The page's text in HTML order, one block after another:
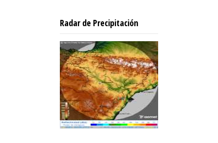
Radar de Precipitación